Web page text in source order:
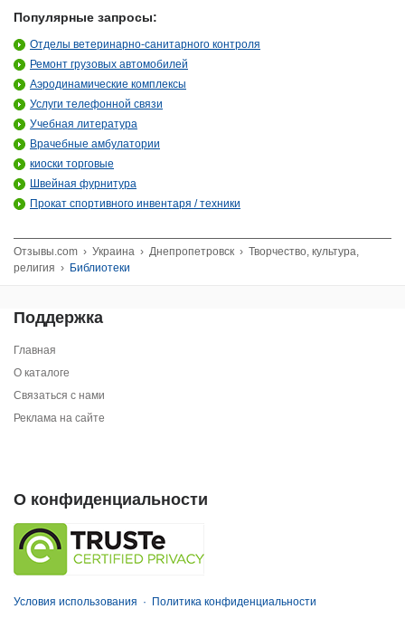
Популярные запросы:
Отделы ветеринарно-санитарного контроля
Ремонт грузовых автомобилей
Аэродинамические комплексы
Услуги телефонной связи
Учебная литература
Врачебные амбулатории
киоски торговые
Швейная фурнитура
Прокат спортивного инвентаря / техники
Отзывы.com › Украина › Днепропетровск › Творчество, культура,
религия › Библиотеки
Поддержка
Главная
О каталоге
Связаться с нами
Реклама на сайте
О конфиденциальности
Условия использования · Политика конфиденциальности